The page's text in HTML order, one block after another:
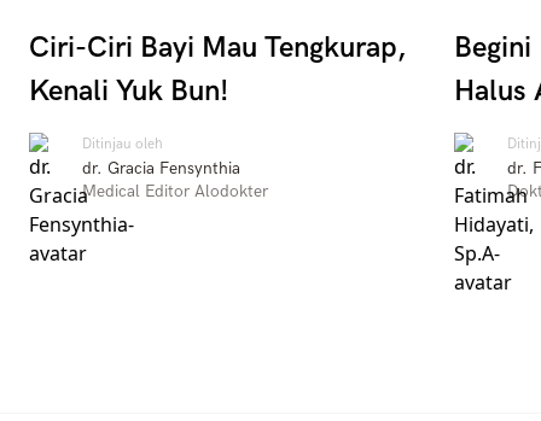
Ciri-Ciri Bayi Mau Tengkurap,
Kenali Yuk Bun!
Ditinjau oleh
dr. Gracia Fensynthia
Medical Editor Alodokter
Halus
dr.